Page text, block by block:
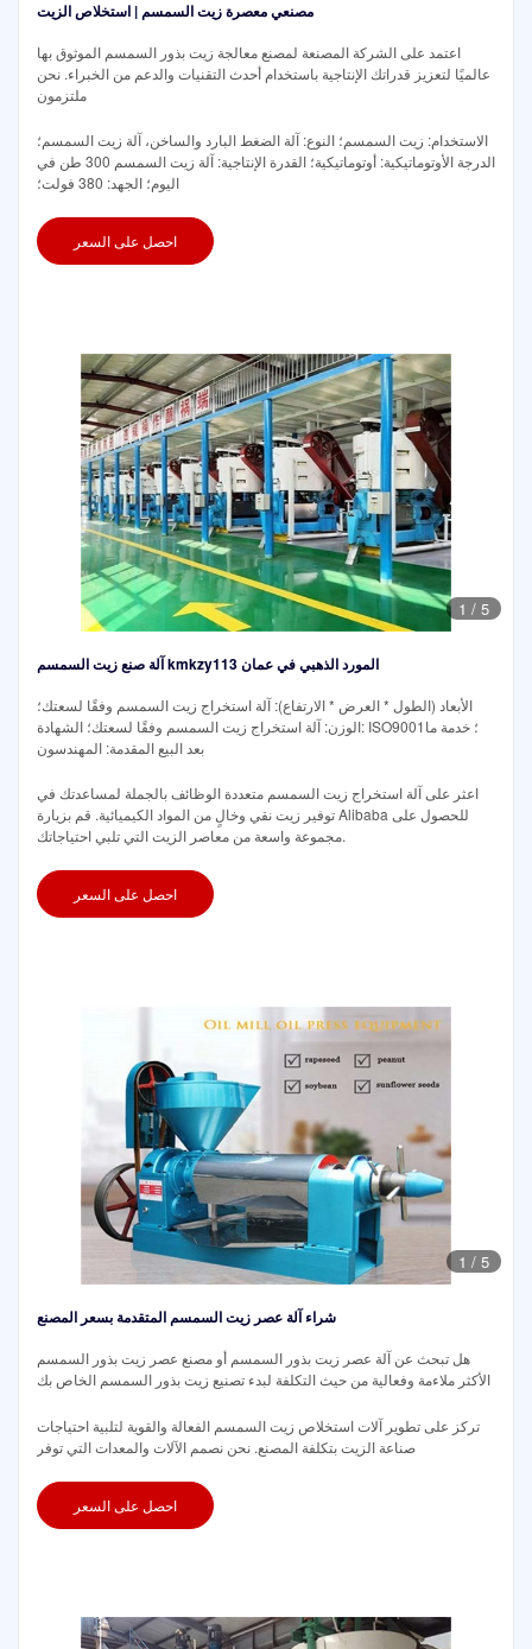
مصنعي معصرة زيت السمسم | استخلاص الزيت
اعتمد على الشركة المصنعة لمصنع معالجة زيت بذور السمسم الموثوق بها
عالميًا لتعزيز قدراتك الإنتاجية باستخدام أحدث التقنيات والدعم من الخبراء. نحن
ملتزمون
الاستخدام: زيت السمسم؛ النوع: آلة الضغط البارد والساخن، آلة زيت السمسم؛
الدرجة الأوتوماتيكية: أوتوماتيكية؛ القدرة الإنتاجية: آلة زيت السمسم 300 طن في
اليوم؛ الجهد: 380 فولت؛
احصل على السعر
1 / 5
آلة صنع زيت السمسم kmkzy113 المورد الذهبي في عمان
الأبعاد (الطول * العرض * الارتفاع): آلة استخراج زيت السمسم وفقًا لسعتك؛
الوزن: آلة استخراج زيت السمسم وفقًا لسعتك؛ الشهادة: ISO9001؛ خدمة ما
بعد البيع المقدمة: المهندسون
اعثر على آلة استخراج زيت السمسم متعددة الوظائف بالجملة لمساعدتك في
توفير زيت نقي وخالٍ من المواد الكيميائية. قم بزيارة Alibaba للحصول على
مجموعة واسعة من معاصر الزيت التي تلبي احتياجاتك.
احصل على السعر
1 / 5
شراء آلة عصر زيت السمسم المتقدمة بسعر المصنع
هل تبحث عن آلة عصر زيت بذور السمسم أو مصنع عصر زيت بذور السمسم
الأكثر ملاءمة وفعالية من حيث التكلفة لبدء تصنيع زيت بذور السمسم الخاص بك
تركز على تطوير آلات استخلاص زيت السمسم الفعالة والقوية لتلبية احتياجات
صناعة الزيت بتكلفة المصنع. نحن نصمم الآلات والمعدات التي توفر
احصل على السعر